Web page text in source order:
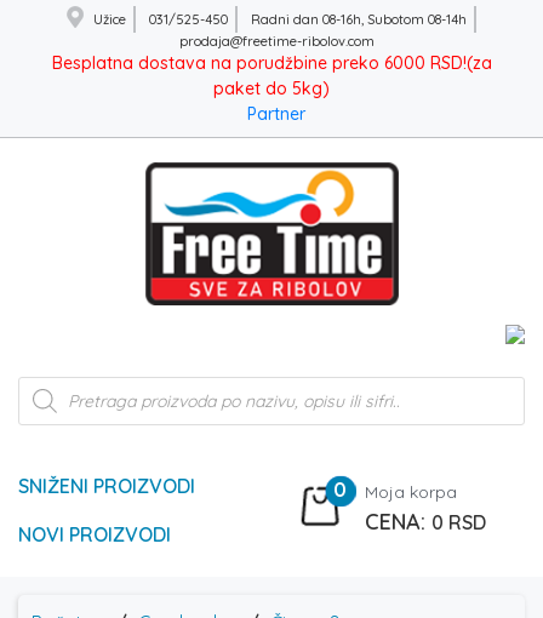
Užice 031/525-450
Radni dan 08-16h, Subotom 08-14h
prodaja@freetime-ribolov.com
Besplatna dostava na porudžbine preko 6000 RSD!(za
paket do 5kg)
Partner
Products
search
SNIŽENI PROIZVODI
NOVI PROIZVODI
0 Moja korpa
0 RSD